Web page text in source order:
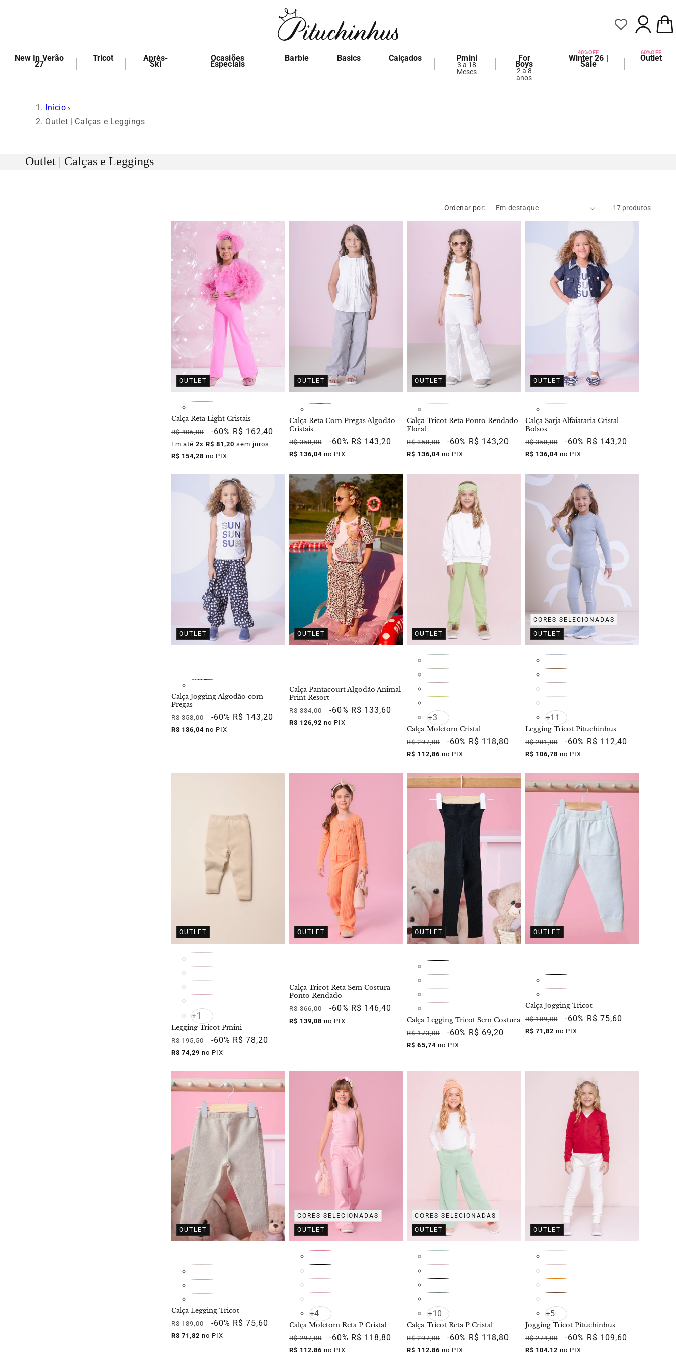
New In Verão
27
Tricot Après-
Ski
Ocasiões
Especiais
Barbie Basics Calçados Pmini
3 a 18
Meses
For
Boys
2 a 8
anos
40%OFF
Winter 26 |
Sale
60%OFF
Outlet
FAZER
LOGIN
Início
Outlet | Calças e Leggings
Outlet | Calças e Leggings
Ordenar por: 17 produtos
OUTLET
Calça Reta Light Cristais
Preço
normal
R$ 406,00
Preço
promocional
-60% R$ 162,40
Em até 2x R$ 81,20 sem juros
R$ 154,28 no PIX
OUTLET
Calça Reta Com Pregas Algodão
Cristais
Preço
normal
R$ 358,00
Preço
promocional
-60% R$ 143,20
R$ 136,04no PIX
OUTLET
Calça Tricot Reta Ponto Rendado
Floral
Preço
normal
R$ 358,00
Preço
promocional
-60% R$ 143,20
R$ 136,04 no PIX
OUTLET
Calça Sarja Alfaiataria Cristal
Bolsos
Preço
normal
R$ 358,00
Preço
promocional
-60% R$ 143,20
R$ 136,04no PIX
OUTLET
Calça Jogging Algodão com
Pregas
Preço
normal
R$ 358,00
Preço
promocional
-60% R$ 143,20
R$ 136,04 no PIX
OUTLET
Calça Pantacourt Algodão Animal
Print Resort
Preço
normal
R$ 334,00
Preço
promocional
-60% R$ 133,60
R$ 126,92 no PIX
OUTLET
+3
Calça Moletom Cristal
Preço
normal
R$ 297,00
Preço
promocional
-60% R$ 118,80
R$ 112,86 no PIX
CORES SELECIONADAS
OUTLET
+11
Legging Tricot Pituchinhus
Preço
normal
R$ 281,00
Preço
promocional
-60% R$ 112,40
R$ 106,78 no PIX
OUTLET
+1
Legging Tricot Pmini
Preço
normal
R$ 195,50
Preço
promocional
-60% R$ 78,20
R$ 74,29 no PIX
OUTLET
Calça Tricot Reta Sem Costura
Ponto Rendado
Preço
normal
R$ 366,00
Preço
promocional
-60% R$ 146,40
R$ 139,08 no PIX
OUTLET
Calça Legging Tricot Sem Costura
Preço
normal
R$ 173,00
Preço
promocional
-60% R$ 69,20
R$ 65,74 no PIX
OUTLET
Calça Jogging Tricot
Preço
normal
R$ 189,00
Preço
promocional
-60% R$ 75,60
R$ 71,82 no PIX
OUTLET
Calça Legging Tricot
Preço
normal
R$ 189,00
Preço
promocional
-60% R$ 75,60
R$ 71,82 no PIX
CORES SELECIONADAS
OUTLET
+4
Calça Moletom Reta P Cristal
Preço
normal
R$ 297,00
Preço
promocional
-60% R$ 118,80
R$ 112,86 no PIX
CORES SELECIONADAS
OUTLET
+10
Calça Tricot Reta P Cristal
Preço
normal
R$ 297,00
Preço
promocional
-60% R$ 118,80
R$ 112,86 no PIX
OUTLET
+5
Jogging Tricot Pituchinhus
Preço
normal
R$ 274,00
Preço
promocional
-60% R$ 109,60
R$ 104,12 no PIX